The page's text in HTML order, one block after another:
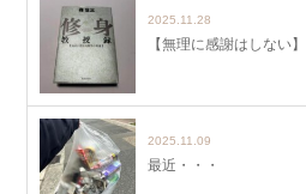
2025.11.28
【無理に感謝はしない】
2025.11.09
最近・・・